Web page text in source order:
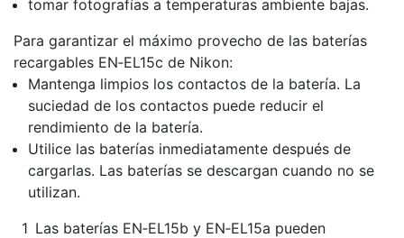
tomar fotografías a temperaturas ambiente bajas.
Para garantizar el máximo provecho de las baterías
recargables EN‑EL15c de Nikon:
Mantenga limpios los contactos de la batería. La
suciedad de los contactos puede reducir el
rendimiento de la batería.
Utilice las baterías inmediatamente después de
cargarlas. Las baterías se descargan cuando no se
utilizan.
Las baterías EN‑EL15b y EN‑EL15a pueden